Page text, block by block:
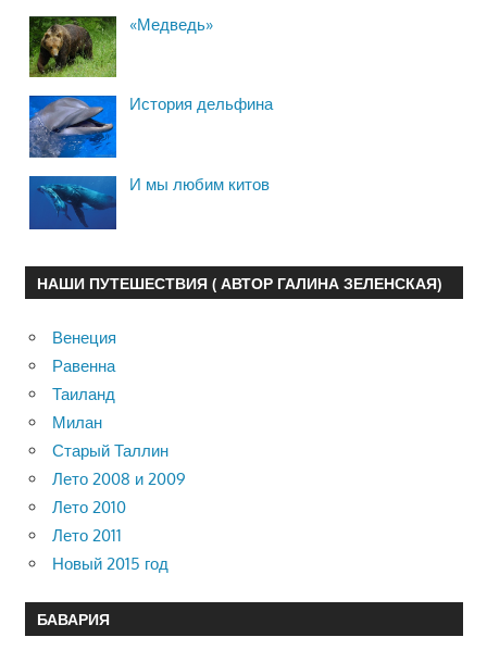
«Медведь»
История дельфина
И мы любим китов
НАШИ ПУТЕШЕСТВИЯ ( АВТОР ГАЛИНА ЗЕЛЕНСКАЯ)
Венеция
Равенна
Таиланд
Милан
Старый Таллин
Лето 2008 и 2009
Лето 2010
Лето 2011
Новый 2015 год
БАВАРИЯ